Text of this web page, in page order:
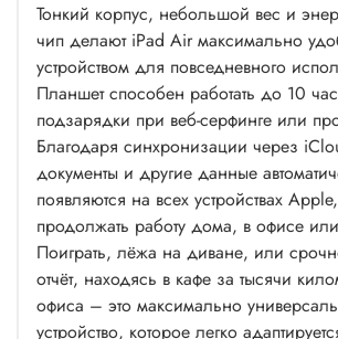
Тонкий корпус, небольшой вес и
чип делают iPad Air максимально
устройством для повседневного
Планшет способен работать до 10
подзарядки при веб-серфинге или
Благодаря синхронизации через
документы и другие данные
появляются на всех устройствах
продолжать работу дома, в офисе
Поиграть, лёжа на диване, или
отчёт, находясь в кафе за тысячи
офиса – это максимально
устройство, которое легко